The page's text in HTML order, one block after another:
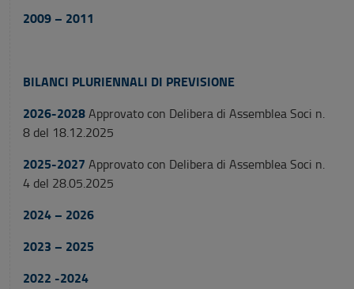
2009 – 2011
BILANCI PLURIENNALI DI PREVISIONE
2026-2028Approvato con Delibera di Assemblea Soci n.
8 del 18.12.2025
2025-2027 Approvato con Delibera di Assemblea Soci n.
4 del 28.05.2025
2024 – 2026
2023 – 2025
2022 -2024